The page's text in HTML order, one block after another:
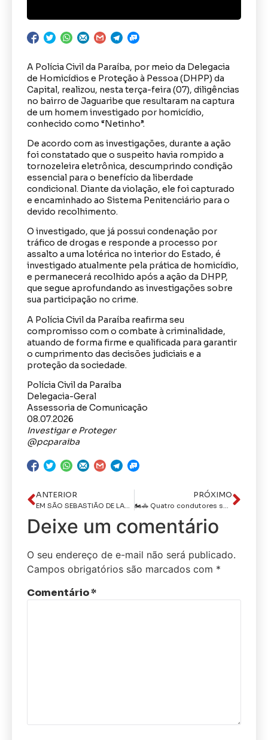
A Polícia Civil da Paraíba, por meio da Delegacia
de Homicídios e Proteção à Pessoa (DHPP) da
Capital, realizou, nesta terça-feira (07), diligências
no bairro de Jaguaribe que resultaram na captura
de um homem investigado por homicídio,
conhecido como “Netinho”.
De acordo com as investigações, durante a ação
foi constatado que o suspeito havia rompido a
tornozeleira eletrônica, descumprindo condição
essencial para o benefício da liberdade
condicional. Diante da violação, ele foi capturado
e encaminhado ao Sistema Penitenciário para o
devido recolhimento.
O investigado, que já possui condenação por
tráfico de drogas e responde a processo por
assalto a uma lotérica no interior do Estado, é
investigado atualmente pela prática de homicídio,
e permanecerá recolhido após a ação da DHPP,
que segue aprofundando as investigações sobre
sua participação no crime.
A Polícia Civil da Paraíba reafirma seu
compromisso com o combate à criminalidade,
atuando de forma firme e qualificada para garantir
o cumprimento das decisões judiciais e a
proteção da sociedade.
Polícia Civil da Paraíba
Delegacia-Geral
Assessoria de Comunicação
08.07.2026
Investigar e Proteger
@pcparaiba
ANTERIOR
EM SÃO SEBASTIÃO DE LAGOA DE ROÇA: Polícia Civil cumpre mandado de prisão contra condenado por roubo majorado e corrupção de menores
PRÓXIMO
🏍️🚓 Quatro condutores são detidos pela PRF na Paraíba por circular com motocicletas adulteradas
Deixe um comentário
O seu endereço de e-mail não será publicado.
Campos obrigatórios são marcados com *
Comentário*